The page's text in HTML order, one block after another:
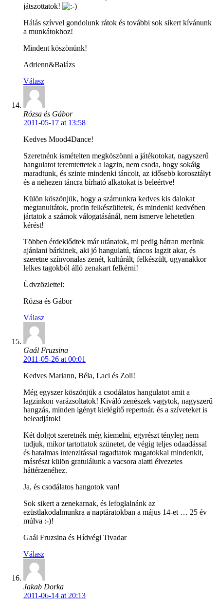
játszottatok!
Hálás szívvel gondolunk rátok és további sok sikert kívánunk
a munkátokhoz!
Mindent köszönünk!
Adrienn&Balázs
Válasz
Rózsa és Gábor
2011-05-17 at 13:58
Kedves Mood4Dance!
Szeretnénk ismételten megköszönni a játékotokat, nagyszerű
hangulatot teremtettetek a lagzin, nem csoda, hogy sokáig
maradtunk, és szinte mindenki táncolt, az idősebb korosztályt
és a nehezen táncra bírható alkatokat is beleértve!
Külön köszönjük, hogy a számunkra kedves kis dalokat
megtanultátok, profin felkészültetek, és mindenki kedvében
jártatok a számok válogatásánál, nem ismerve lehetetlen
kérést!
Többen érdeklődtek már utánatok, mi pedig bátran merünk
ajánlani bárkinek, aki jó hangulatú, táncos lagzit akar, és
szeretne színvonalas zenét, kultúrált, felkészült, ugyanakkor
lelkes tagokból álló zenakart felkérni!
Üdvzözlettel:
Rózsa és Gábor
Válasz
Gaál Fruzsina
2011-05-26 at 00:01
Kedves Mariann, Béla, Laci és Zoli!
Még egyszer köszönjük a csodálatos hangulatot amit a
lagzinkon varázsoltatok! Kiváló zenészek vagytok, nagyszerű
hangzás, minden igényt kielégítő repertoár, és a szíveteket is
beleadjátok!
Két dolgot szeretnék még kiemelni, egyrészt tényleg nem
tudjuk, mikor tartottatok szünetet, de végig teljes odaadással
és hatalmas intenzitással ragadtatok magatokkal mindenkit,
másrészt külön gratulálunk a vacsora alatti élvezetes
háttérzenéhez.
Ja, és csodálatos hangotok van!
Sok sikert a zenekarnak, és lefoglalnánk az
ezüstlakodalmunkra a naptáratokban a május 14-et … 25 év
múlva :-)!
Gaál Fruzsina és Hídvégi Tivadar
Válasz
Jakab Dorka
2011-06-14 at 20:13